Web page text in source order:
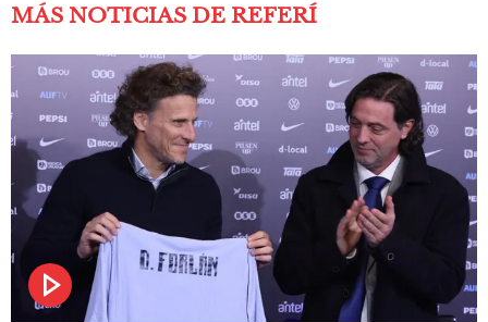
MÁS NOTICIAS DE REFERÍ